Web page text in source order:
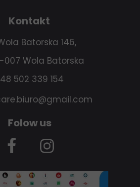
Folow us
Kontakt
502 339 154
Batorska 146,
007 Wola Batorska
in the Web Wavebuilder.